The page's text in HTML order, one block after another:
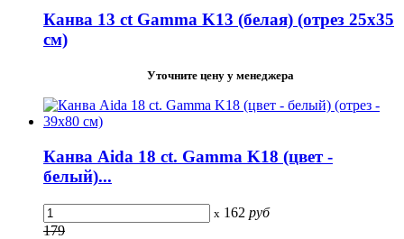
Канва 13 ct Gamma K13 (белая) (отрез 25х35
см)
Уточните цену у менеджера
Канва Aida 18 сt. Gamma K18 (цвет -
белый)...
x 162 руб
179